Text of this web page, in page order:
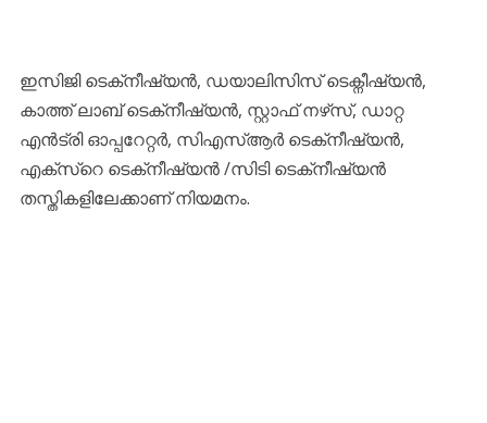
ഇസിജി ടെക്‌നീഷ്യൻ, ഡയാലിസിസ് ടെക്നീഷ്യൻ,
കാത്ത്‌ ലാബ്‌ ടെക്‌നീഷ്യൻ, സ്റ്റാഫ്‌ നഴ്‌സ്, ഡാറ്റ
എൻട്രി ഓപ്പറേറ്റർ, സിഎസ്ആർ ടെക്‌നീഷ്യൻ,
എക്‌സ്റെ ടെക്‌നീഷ്യൻ /സിടി ടെക്‌നീഷ്യൻ
തസ്തികളിലേക്കാണ് നിയമനം.